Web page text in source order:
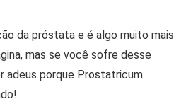
da próstata e é algo muito mais
mas se você sofre desse
adeus porque Prostatricum